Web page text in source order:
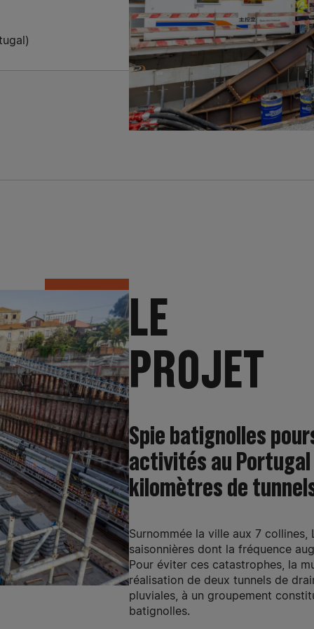
LE
PROJET
Spie batignolles
activités au
kilomètres de
Surnommée la ville aux 7
saisonnières dont la fréquence
Pour éviter ces catastrophes, la
réalisation de deux tunnels de
pluviales, à un groupement
batignolles.